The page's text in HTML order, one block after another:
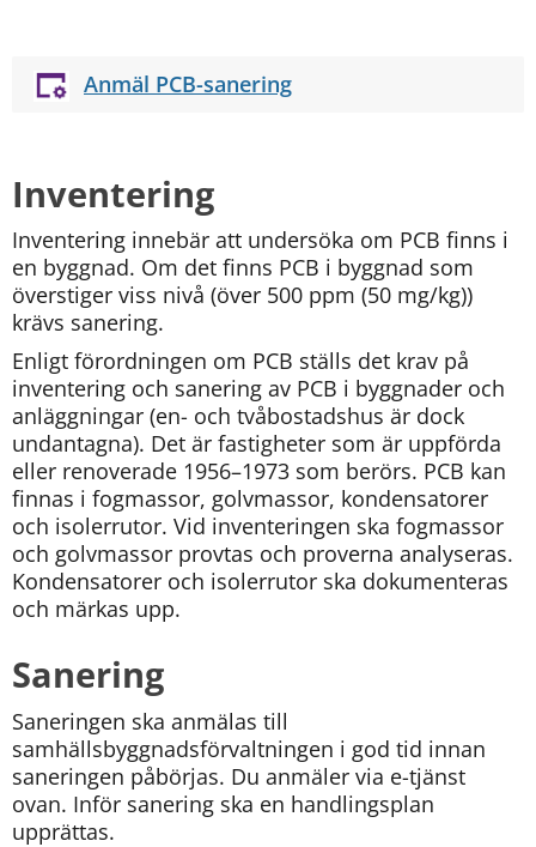
Anmäl PCB-sanering
Inventering
Inventering innebär att undersöka om PCB finns i
en byggnad. Om det finns PCB i byggnad som
överstiger viss nivå (över 500 ppm (50 mg/kg))
krävs sanering.
Enligt förordningen om PCB ställs det krav på
inventering och sanering av PCB i byggnader och
anläggningar (en- och tvåbostadshus är dock
undantagna). Det är fastigheter som är uppförda
eller renoverade 1956–1973 som berörs. PCB kan
finnas i fogmassor, golvmassor, kondensatorer
och isolerrutor. Vid inventeringen ska fogmassor
och golvmassor provtas och proverna analyseras.
Kondensatorer och isolerrutor ska dokumenteras
och märkas upp.
Sanering
Saneringen ska anmälas till
samhällsbyggnadsförvaltningen i god tid innan
saneringen påbörjas. Du anmäler via e-tjänst
ovan. Inför sanering ska en handlingsplan
upprättas.